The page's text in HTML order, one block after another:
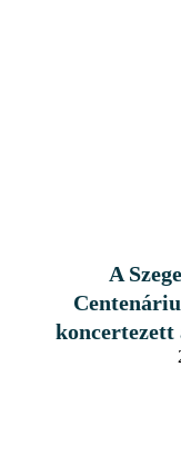
A
koncertezett